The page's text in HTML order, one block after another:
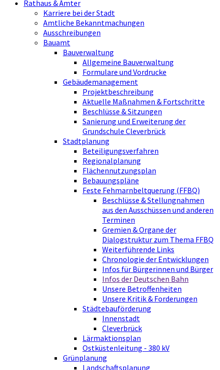
Rathaus & Ämter
Karriere bei der Stadt
Amtliche Bekanntmachungen
Ausschreibungen
Bauamt
Bauverwaltung
Allgemeine Bauverwaltung
Formulare und Vordrucke
Gebäudemanagement
Projektbeschreibung
Aktuelle Maßnahmen & Fortschritte
Beschlüsse & Sitzungen
Sanierung und Erweiterung der
Grundschule Cleverbrück
Stadtplanung
Beteiligungsverfahren
Regionalplanung
Flächennutzungsplan
Bebauungspläne
Feste Fehmarnbeltquerung (FFBQ)
Beschlüsse & Stellungnahmen
aus den Ausschüssen und anderen
Terminen
Gremien & Organe der
Dialogstruktur zum Thema FFBQ
Weiterführende Links
Chronologie der Entwicklungen
Infos für Bürgerinnen und Bürger
Infos der Deutschen Bahn
Unsere Betroffenheiten
Unsere Kritik & Forderungen
Städtebauförderung
Innenstadt
Cleverbrück
Lärmaktionsplan
Ostküstenleitung - 380 kV
Grünplanung
Landschaftsplanung